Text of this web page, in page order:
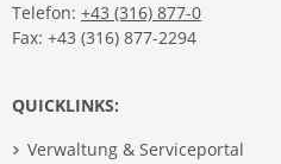
Telefon: +43 (316) 877-0
Fax: +43 (316) 877-2294
QUICKLINKS:
Verwaltung & Serviceportal